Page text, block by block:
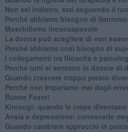
​Non sei indietro, stai seguendo il
​Perché abbiamo bisogno di
​Maschilismo inconsapevole
​La donna può scegliere di non
​Perché abbiamo così bisogno di
​I collegamenti tra filosofia e
​Perché tutti si sentono in dovere di
​Quando crescere troppo presto
​Perché non impariamo mai dagli
​Buone Feste!
​Kintsugi: quando le crepe
Ansia e depressione: conoscerle
Quando cambiare approccio in